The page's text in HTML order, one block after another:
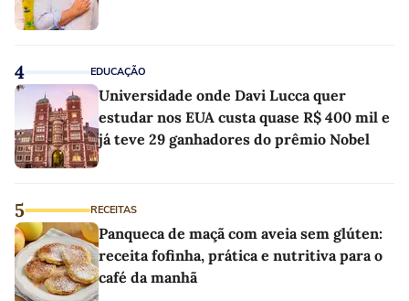
4 EDUCAÇÃO
Universidade onde Davi Lucca quer
estudar nos EUA custa quase R$ 400 mil e
já teve 29 ganhadores do prêmio Nobel
5 RECEITAS
Panqueca de maçã com aveia sem glúten:
receita fofinha, prática e nutritiva para o
café da manhã